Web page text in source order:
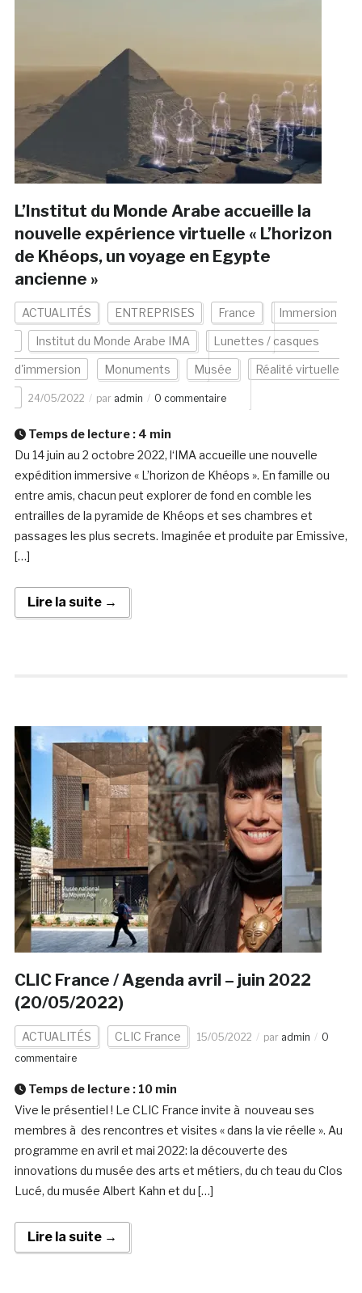
L’Institut du Monde Arabe accueille la
nouvelle expérience virtuelle « L’horizon
de Khéops, un voyage en Egypte
ancienne »
ACTUALITÉS ENTREPRISES France Immersion
Institut du Monde Arabe IMA Lunettes / casques
d'immersion Monuments Musée Réalité virtuelle
24/05/2022 par admin 0 commentaire
Temps de lecture : 4 min
Du 14 juin au 2 octobre 2022, l‘IMA accueille une nouvelle
expédition immersive « L’horizon de Khéops ». En famille ou
entre amis, chacun peut explorer de fond en comble les
entrailles de la pyramide de Khéops et ses chambres et
passages les plus secrets. Imaginée et produite par Emissive,
[…]
Lire la suite →
CLIC France / Agenda avril – juin 2022
(20/05/2022)
ACTUALITÉS CLIC France 15/05/2022 par admin
0
commentaire
Temps de lecture : 10 min
Vive le présentiel ! Le CLIC France invite à nouveau ses
membres à des rencontres et visites « dans la vie réelle ». Au
programme en avril et mai 2022: la découverte des
innovations du musée des arts et métiers, du ch teau du Clos
Lucé, du musée Albert Kahn et du […]
Lire la suite →